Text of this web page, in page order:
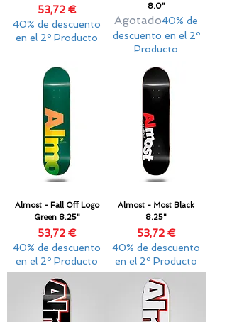
Precio
53,72 €
40% de descuento
en el 2º Producto
8.0"
Agotado40% de
descuento en el 2º
Producto
Almost - Fall Off Logo
Green 8.25"
Precio
53,72 €
40% de descuento
en el 2º Producto
Almost - Most Black
8.25"
Precio
53,72 €
40% de descuento
en el 2º Producto